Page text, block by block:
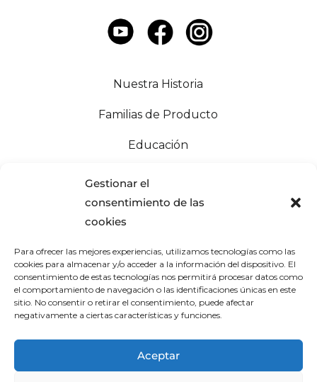
Gestionar el
consentimiento de las
cookies
Para ofrecer las mejores experiencias, utilizamos tecnologías como las
cookies para almacenar y/o acceder a la información del dispositivo. El
consentimiento de estas tecnologías nos permitirá procesar datos como
el comportamiento de navegación o las identificaciones únicas en este
sitio. No consentir o retirar el consentimiento, puede afectar
negativamente a ciertas características y funciones.
Aceptar
Nuestra Historia
Familias de Producto
Educación
Productos profesionales de lujo
a tu alcance